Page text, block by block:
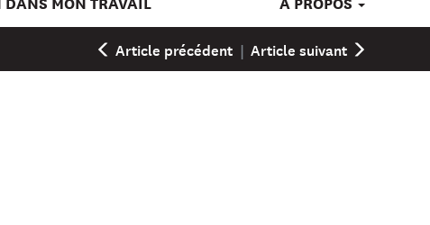
Article précédent | Article suivant